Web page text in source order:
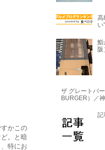
かこの
。と暗
特にお
高
い
鮨
阪
ザ グレートバ
BURGER）／
記